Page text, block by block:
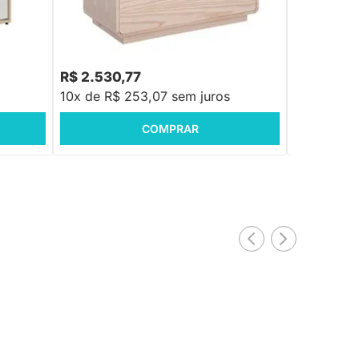
e
Cômoda Wave 3 Gavetas com Puxadores
Preto - Natural
R$ 2.530,77
10x de R$ 253,07 sem juros
COMPRAR